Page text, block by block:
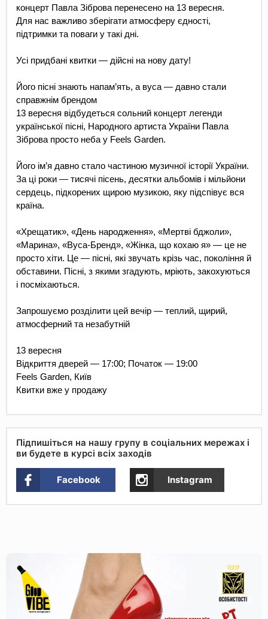
концерт Павла Зіброва перенесено на 13 вересня.
Для нас важливо зберігати атмосферу єдності,
підтримки та поваги у такі дні.
Усі придбані квитки — дійсні на нову дату!
Його пісні знають напам’ять, а вуса — давно стали
справжнім брендом
13 вересня відбудеться сольний концерт легенди
української пісні, Народного артиста України Павла
Зіброва просто неба у Feels Garden.
Його ім’я давно стало частиною музичної історії України.
За ці роки — тисячі пісень, десятки альбомів і мільйони
сердець, підкорених щирою музикою, яку підспівує вся
країна.
«Хрещатик», «День народження», «Мертві бджоли»,
«Марина», «Вуса-Бренд», «Жінка, що кохаю я» — це не
просто хіти. Це — пісні, які звучать крізь час, покоління й
обставини. Пісні, з якими згадують, мріють, закохуються
і посміхаються.
Запрошуємо розділити цей вечір — теплий, щирий,
атмосферний та незабутній
13 вересня
Відкриття дверей — 17:00; Початок — 19:00
Feels Garden, Київ
Квитки вже у продажу
Підпишіться на нашу групу в соціальних мережах і
ви будете в курсі всіх заходів
Facebook Instagram